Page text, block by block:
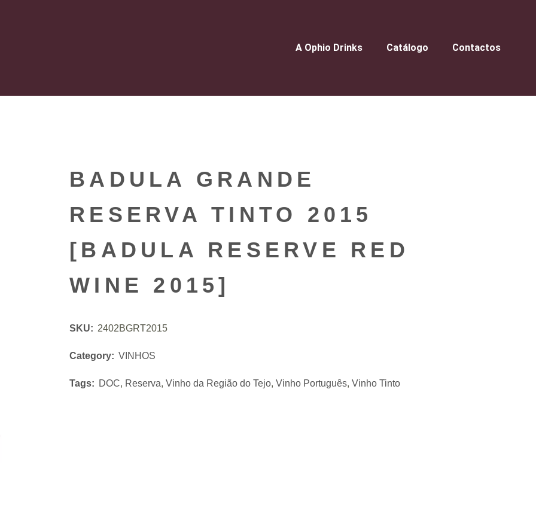
A Ophio Drinks Catálogo Contactos
BADULA GRANDE
RESERVA TINTO 2015
[BADULA RESERVE RED
WINE 2015]
SKU: 2402BGRT2015
Category: VINHOS
Tags: DOC, Reserva, Vinho da Região do Tejo, Vinho Português, Vinho Tinto